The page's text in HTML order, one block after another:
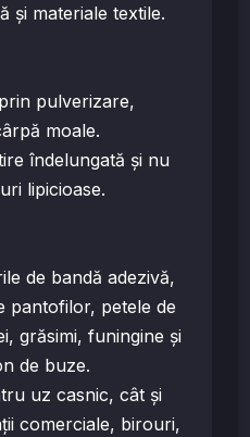
și materiale textile.
pulverizare,
moale.
îndelungată și nu
lipicioase.
de bandă adezivă,
pantofilor, petele de
grăsimi, funingine și
de buze.
uz casnic, cât și
comerciale, birouri,